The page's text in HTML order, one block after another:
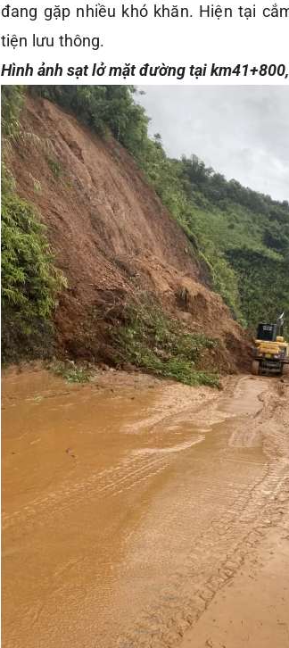
đang gặp nhiều khó khăn. Hiện tại
tiện lưu thông.
Hình ảnh sạt lở mặt đường tại